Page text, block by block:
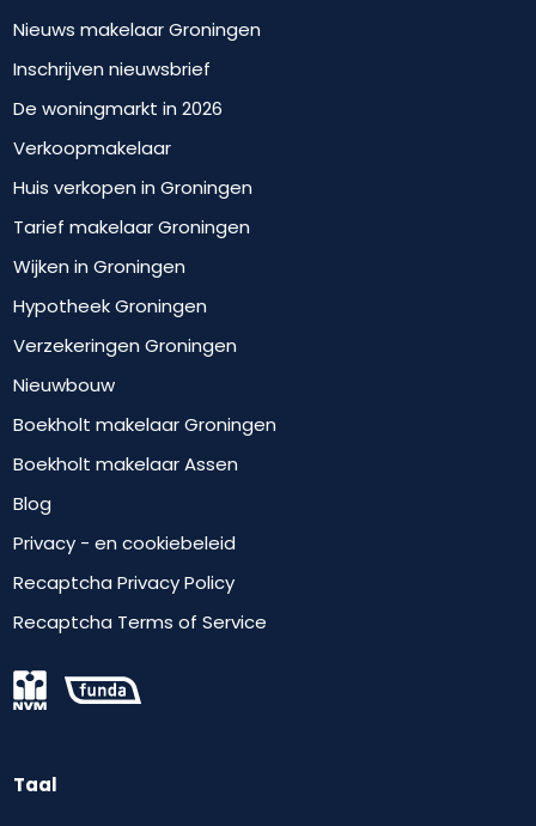
Nieuws makelaar Groningen
Inschrijven nieuwsbrief
De woningmarkt in 2026
Verkoopmakelaar
Huis verkopen in Groningen
Tarief makelaar Groningen
Wijken in Groningen
Hypotheek Groningen
Verzekeringen Groningen
Nieuwbouw
Boekholt makelaar Groningen
Boekholt makelaar Assen
Blog
Privacy - en cookiebeleid
Recaptcha Privacy Policy
Recaptcha Terms of Service
Taal